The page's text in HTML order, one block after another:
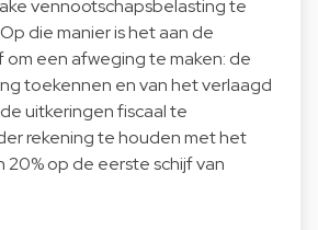
vennootschapsbelasting te
die manier is het aan de
een afweging te maken: de
toekennen en van het verlaagd
uitkeringen fiscaal te
rekening te houden met het
20% op de eerste schijf van